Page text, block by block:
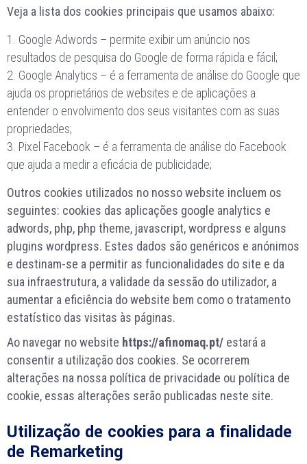
Veja a lista dos cookies principais que usamos abaixo:
Google Adwords – permite exibir um anúncio nos
resultados de pesquisa do Google de forma rápida e fácil;
Google Analytics – é a ferramenta de análise do Google que
ajuda os proprietários de websites e de aplicações a
entender o envolvimento dos seus visitantes com as suas
propriedades;
Pixel Facebook – é a ferramenta de análise do Facebook
que ajuda a medir a eficácia de publicidade;
Outros cookies utilizados no nosso website incluem os
seguintes: cookies das aplicações google analytics e
adwords, php, php theme, javascript, wordpress e alguns
plugins wordpress. Estes dados são genéricos e anónimos
e destinam-se a permitir as funcionalidades do site e da
sua infraestrutura, a validade da sessão do utilizador, a
aumentar a eficiência do website bem como o tratamento
estatístico das visitas às páginas.
Ao navegar no website https://afinomaq.pt/ estará a
consentir a utilização dos cookies. Se ocorrerem
alterações na nossa política de privacidade ou política de
cookie, essas alterações serão publicadas neste site.
Utilização de cookies para a finalidade
de Remarketing